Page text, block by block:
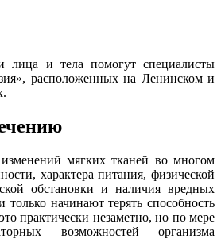
лица и тела помогут специалисты
расположенных на Ленинском и
мягких тканей во многом
характера питания, физической
обстановки и наличия вредных
только начинают терять способность
практически незаметно, но по мере
возможностей организма